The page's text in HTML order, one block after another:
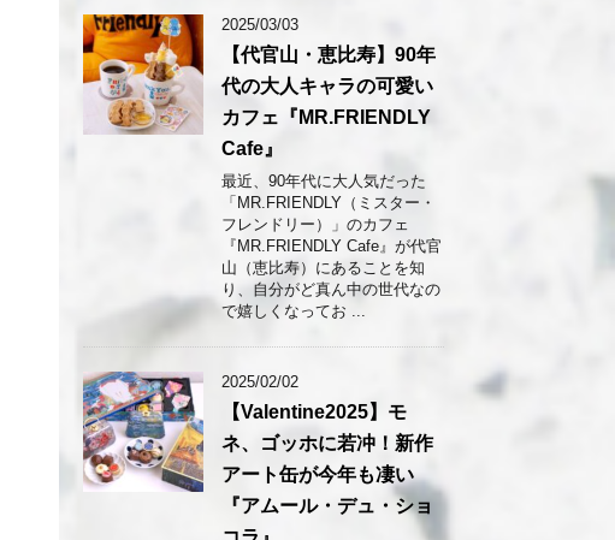
2025/03/03
【代官山・恵比寿】90年
代の大人キャラの可愛い
カフェ『MR.FRIENDLY
Cafe』
最近、90年代に大人気だった
「MR.FRIENDLY（ミスター・
フレンドリー）」のカフェ
『MR.FRIENDLY Cafe』が代官
山（恵比寿）にあることを知
り、自分がど真ん中の世代なの
で嬉しくなってお ...
2025/02/02
【Valentine2025】モ
ネ、ゴッホに若冲！新作
アート缶が今年も凄い
『アムール・デュ・ショ